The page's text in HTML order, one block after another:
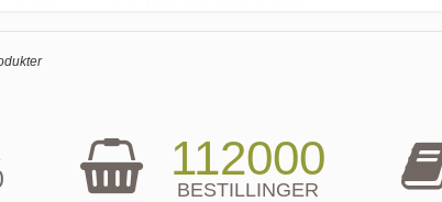
112000
BESTILLINGER